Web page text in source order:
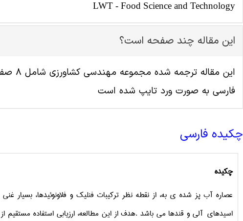
LWT - Food Science and Technology
این مقاله چند صفحه است؟
فارسی به صورت ورد تایپ شده است
چکیده فارسی
چکیده
عصاره آبپز شده ی به، ازنقطه نظر ترکیبات فنلیک و فلاونوئیدها، بسیار غنی
اسیدهای آلی و قندها می باشد.هدف از این مطالعه، ارزیابی استفاده مستقیم از